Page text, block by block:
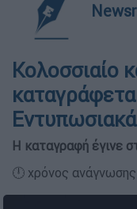
Κολοσσιαίο
Η καταγραφή έγινε
🕛 χρόνος